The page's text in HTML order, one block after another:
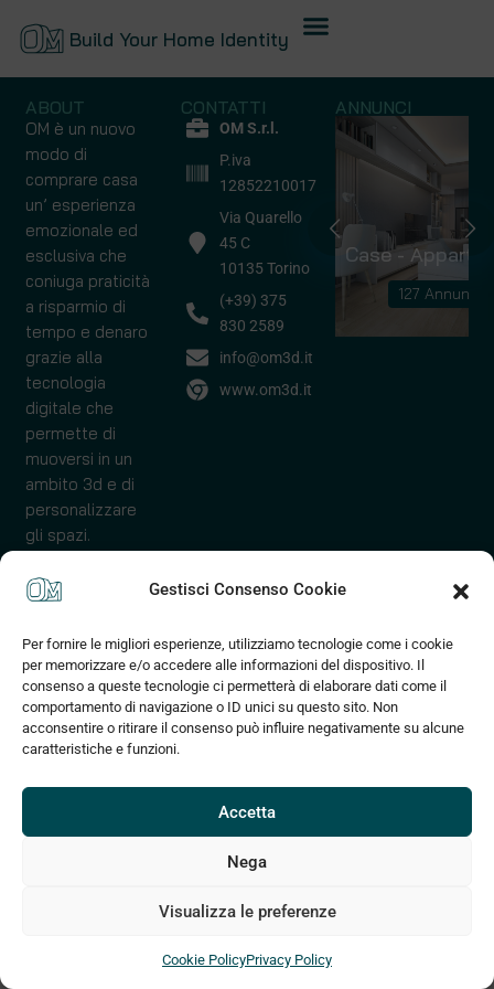
Gestisci Consenso Cookie
Per fornire le migliori esperienze, utilizziamo tecnologie come i cookie
per memorizzare e/o accedere alle informazioni del dispositivo. Il
consenso a queste tecnologie ci permetterà di elaborare dati come il
comportamento di navigazione o ID unici su questo sito. Non
acconsentire o ritirare il consenso può influire negativamente su alcune
caratteristiche e funzioni.
Accetta
Nega
Visualizza le preferenze
Cookie PolicyPrivacy Policy
Build Your Home Identity
ABOUT
OM è un nuovo
modo di
comprare casa
un’ esperienza
emozionale ed
esclusiva che
coniuga praticità
a risparmio di
tempo e denaro
grazie alla
tecnologia
digitale che
permette di
muoversi in un
ambito 3d e di
personalizzare
gli spazi.
CONTATTI
OM S.r.l.
P.iva
12852210017
Via Quarello
45 C
10135 Torino
(+39) 375
830 2589
info@om3d.it
www.om3d.it
ANNUNCI
Capannoni
10 Annunci
Case -
127 Annunci